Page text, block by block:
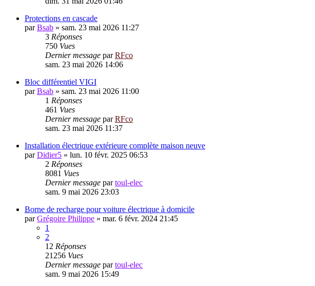
Protections en cascade
parBsab » sam. 23 mai 2026 11:27
3 Réponses
750 Vues
Dernier message parRFco
sam. 23 mai 2026 14:06
Bloc différentiel VIGI
parBsab » sam. 23 mai 2026 11:00
1 Réponses
461 Vues
Dernier message parRFco
sam. 23 mai 2026 11:37
Installation électrique extérieure complète maison neuve
parDidier5 » lun. 10 févr. 2025 06:53
2 Réponses
8081 Vues
Dernier message partoul-elec
sam. 9 mai 2026 23:03
Borne de recharge pour voiture électrique à domicile
parGrégoire Philippe » mar. 6 févr. 2024 21:45
1
2
12 Réponses
21256 Vues
Dernier message partoul-elec
sam. 9 mai 2026 15:49